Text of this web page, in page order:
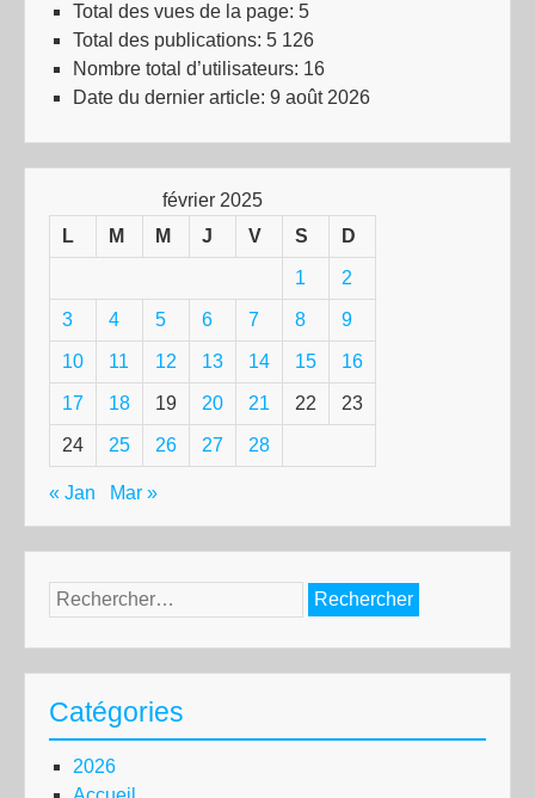
Total des vues de la page: 5
Total des publications: 5 126
Nombre total d’utilisateurs: 16
Date du dernier article: 9 août 2026
février 2025
L
M M J V S D
1 2
3 4 5 6 7 8 9
10 11 12 13 14 15 16
17 18 19 20 21 22 23
24 25 26 27 28
« Jan Mar »
Rechercher :
Catégories
2026